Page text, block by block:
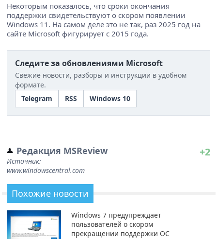
Некоторым показалось, что сроки окончания
поддержки свидетельствуют о скором появлении
Windows 11. На самом деле это не так, раз 2025 год на
сайте Microsoft фигурирует с 2015 года.
Следите за обновлениями Microsoft
Свежие новости, разборы и инструкции в удобном
формате.
Telegram
RSS Windows 10
Редакция MSReview
Источник:
www.windowscentral.com
+2
Похожие новости
Windows 7 предупреждает
пользователей о скором
прекращении поддержки ОС